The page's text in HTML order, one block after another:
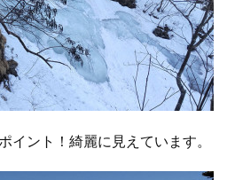
イント！綺麗に見えています。